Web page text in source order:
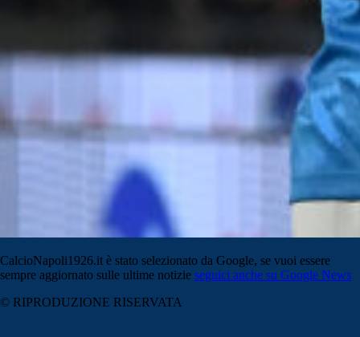
CalcioNapoli1926.it è stato selezionato da Google, se vuoi essere
sempre aggiornato sulle ultime notizie seguici anche su Google News
© RIPRODUZIONE RISERVATA